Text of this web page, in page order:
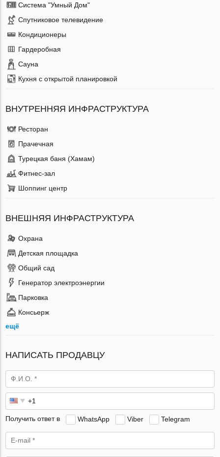
Система "Умный Дом"
Спутниковое телевидение
Кондиционеры
Гардеробная
Сауна
Кухня с открытой планировкой
ВНУТРЕННЯЯ ИНФРАСТРУКТУРА
Ресторан
Прачечная
Турецкая баня (Хамам)
Фитнес-зал
Шоппинг центр
ВНЕШНЯЯ ИНФРАСТРУКТУРА
Охрана
Детская площадка
Общий сад
Генератор электроэнергии
Парковка
Консьерж
ещё
НАПИСАТЬ ПРОДАВЦУ
Получить ответ в WhatsApp Viber Telegram